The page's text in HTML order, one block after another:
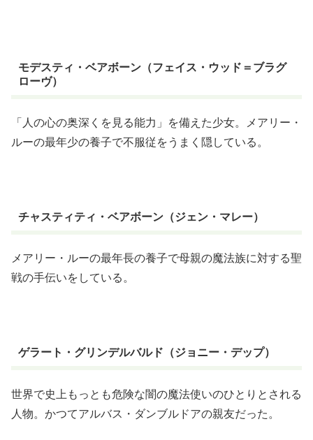
モデスティ・ベアボーン（フェイス・ウッド＝ブラグ
ローヴ）
「人の心の奥深くを見る能力」を備えた少女。メアリー・
ルーの最年少の養子で不服従をうまく隠している。
チャスティティ・ベアボーン（ジェン・マレー）
メアリー・ルーの最年長の養子で母親の魔法族に対する聖
戦の手伝いをしている。
ゲラート・グリンデルバルド（ジョニー・デップ）
世界で史上もっとも危険な闇の魔法使いのひとりとされる
人物。かつてアルバス・ダンブルドアの親友だった。